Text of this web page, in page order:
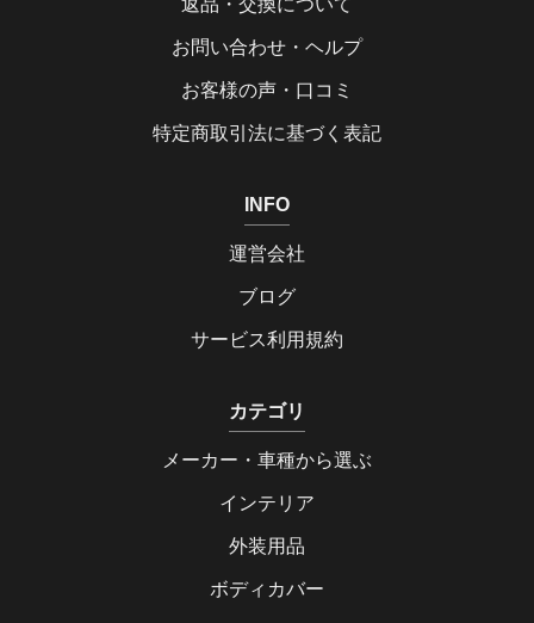
返品・交換について
お問い合わせ・ヘルプ
お客様の声・口コミ
特定商取引法に基づく表記
INFO
運営会社
ブログ
サービス利用規約
カテゴリ
メーカー・車種から選ぶ
インテリア
外装用品
ボディカバー